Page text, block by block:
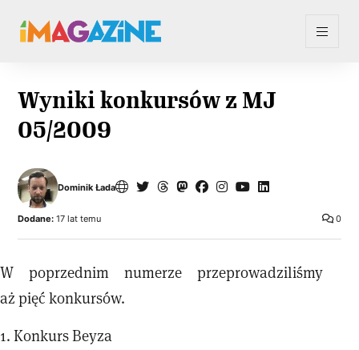
Wyniki konkursów z MJ
05/2009
Dominik Łada
0
Dodane: 17 lat temu
W poprzednim numerze przeprowadziliśmy
aż pięć konkursów.
1. Konkurs Beyza